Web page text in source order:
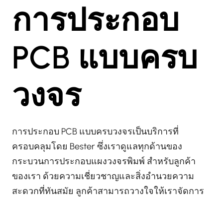
การประกอบ
PCB แบบครบ
วงจร
การประกอบ PCB แบบครบวงจรเป็นบริการที่
ครอบคลุมโดย Bester ซึ่งเราดูแลทุกด้านของ
กระบวนการประกอบแผงวงจรพิมพ์ สำหรับลูกค้า
ของเรา ด้วยความเชี่ยวชาญและสิ่งอำนวยความ
สะดวกที่ทันสมัย ลูกค้าสามารถวางใจให้เราจัดการ